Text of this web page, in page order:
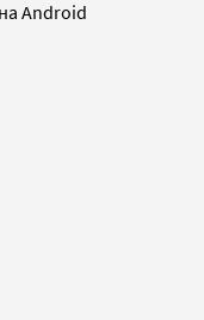
Android